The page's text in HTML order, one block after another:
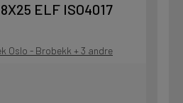
ELF ISO4017
Oslo - Brobekk + 3 andre